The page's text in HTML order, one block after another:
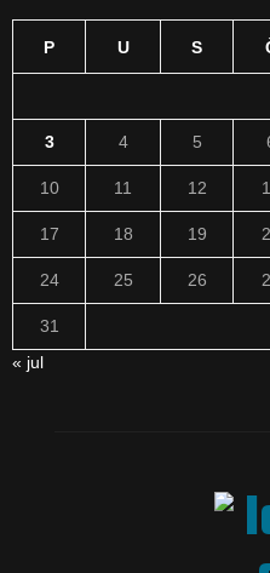
P U S
3 4 5
10 11 12
17 18 19
24 25 26
31
« jul